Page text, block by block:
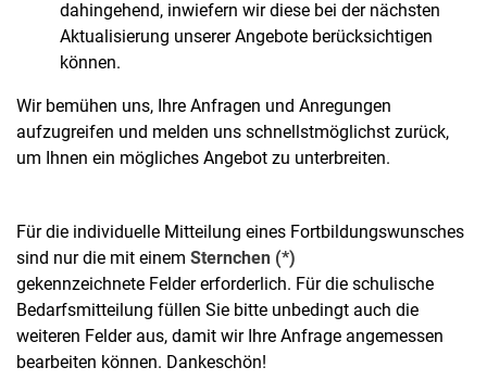
dahingehend, inwiefern wir diese bei der nächsten
Aktualisierung unserer Angebote berücksichtigen
können.
Wir bemühen uns, Ihre Anfragen und Anregungen
aufzugreifen und melden uns schnellstmöglichst zurück,
um Ihnen ein mögliches Angebot zu unterbreiten.
Für die individuelle Mitteilung eines Fortbildungswunsches
sind nur die mit einem Sternchen (*)
gekennzeichnete Felder erforderlich. Für die schulische
Bedarfsmitteilung füllen Sie bitte unbedingt auch die
weiteren Felder aus, damit wir Ihre Anfrage angemessen
bearbeiten können. Dankeschön!